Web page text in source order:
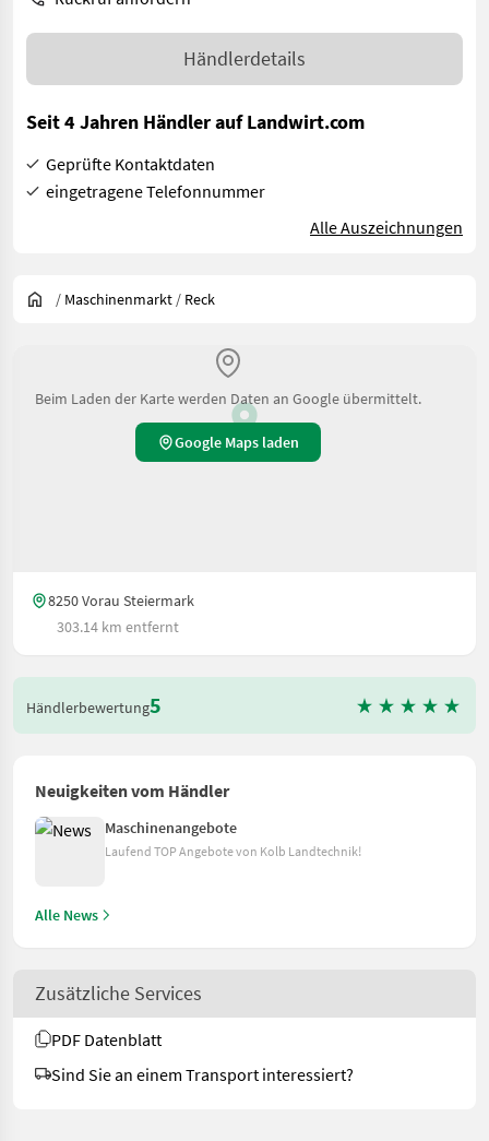
Händlerdetails
Seit 4 Jahren Händler auf Landwirt.com
Geprüfte Kontaktdaten
eingetragene Telefonnummer
Alle Auszeichnungen
/ Maschinenmarkt / Reck
Beim Laden der Karte werden Daten an Google übermittelt.
Google Maps laden
8250 Vorau Steiermark
303.14 km entfernt
Händlerbewertung5
Neuigkeiten vom Händler
Maschinenangebote
Laufend TOP Angebote von Kolb Landtechnik!
Alle News
Zusätzliche Services
PDF Datenblatt
Sind Sie an einem Transport interessiert?